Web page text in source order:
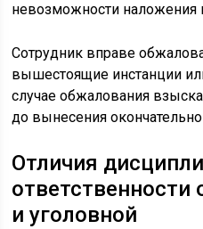
невозможности наложения
Сотрудник вправе
вышестоящие инстанции
случае обжалования
до вынесения
Отличия
ответственности
и уголовной